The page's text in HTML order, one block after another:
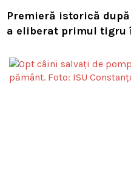
Premieră istorică
a eliberat primul tigru
natural